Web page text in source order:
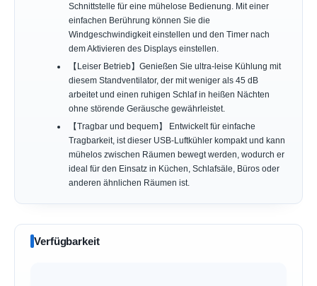
Schnittstelle für eine mühelose Bedienung. Mit einer
einfachen Berührung können Sie die
Windgeschwindigkeit einstellen und den Timer nach
dem Aktivieren des Displays einstellen.
【Leiser Betrieb】Genießen Sie ultra-leise Kühlung mit
diesem Standventilator, der mit weniger als 45 dB
arbeitet und einen ruhigen Schlaf in heißen Nächten
ohne störende Geräusche gewährleistet.
【Tragbar und bequem】 Entwickelt für einfache
Tragbarkeit, ist dieser USB-Luftkühler kompakt und kann
mühelos zwischen Räumen bewegt werden, wodurch er
ideal für den Einsatz in Küchen, Schlafsäle, Büros oder
anderen ähnlichen Räumen ist.
Verfügbarkeit